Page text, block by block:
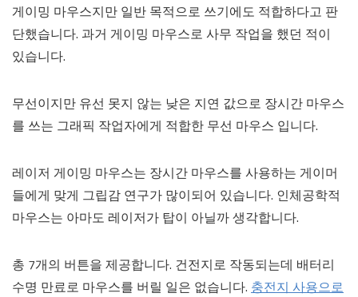
게이밍 마우스지만 일반 목적으로 쓰기에도 적합하다고 판
단했습니다. 과거 게이밍 마우스로 사무 작업을 했던 적이
있습니다.
무선이지만 유선 못지 않는 낮은 지연 값으로 장시간 마우스
를 쓰는 그래픽 작업자에게 적합한 무선 마우스 입니다.
레이저 게이밍 마우스는 장시간 마우스를 사용하는 게이머
들에게 맞게 그립감 연구가 많이되어 있습니다. 인체공학적
마우스는 아마도 레이저가 탑이 아닐까 생각합니다.
총 7개의 버튼을 제공합니다. 건전지로 작동되는데 배터리
수명 만료로 마우스를 버릴 일은 없습니다. 충전지 사용으로